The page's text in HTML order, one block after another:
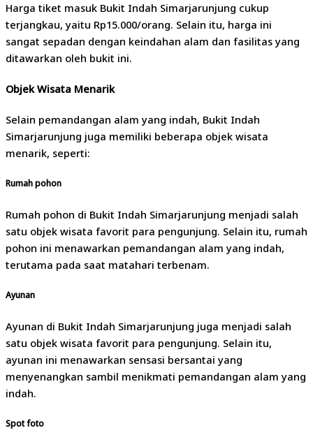
Harga tiket masuk Bukit Indah Simarjarunjung cukup
terjangkau, yaitu Rp15.000/orang. Selain itu, harga ini
sangat sepadan dengan keindahan alam dan fasilitas yang
ditawarkan oleh bukit ini.
Objek Wisata Menarik
Selain pemandangan alam yang indah, Bukit Indah
Simarjarunjung juga memiliki beberapa objek wisata
menarik, seperti:
Rumah pohon
Rumah pohon di Bukit Indah Simarjarunjung menjadi salah
satu objek wisata favorit para pengunjung. Selain itu, rumah
pohon ini menawarkan pemandangan alam yang indah,
terutama pada saat matahari terbenam.
Ayunan
Ayunan di Bukit Indah Simarjarunjung juga menjadi salah
satu objek wisata favorit para pengunjung. Selain itu,
ayunan ini menawarkan sensasi bersantai yang
menyenangkan sambil menikmati pemandangan alam yang
indah.
Spot foto